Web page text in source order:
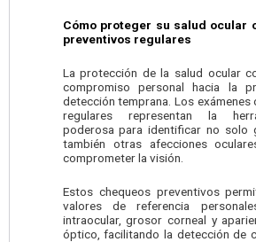
Cómo proteger su salud ocular
preventivos regulares
La protección de la salud ocular
compromiso personal hacia la
detección temprana. Los
regulares representan la
poderosa para identificar no solo
también otras afecciones
comprometer la visión.
Estos chequeos preventivos
valores de referencia
intraocular, grosor corneal y
óptico, facilitando la detección de